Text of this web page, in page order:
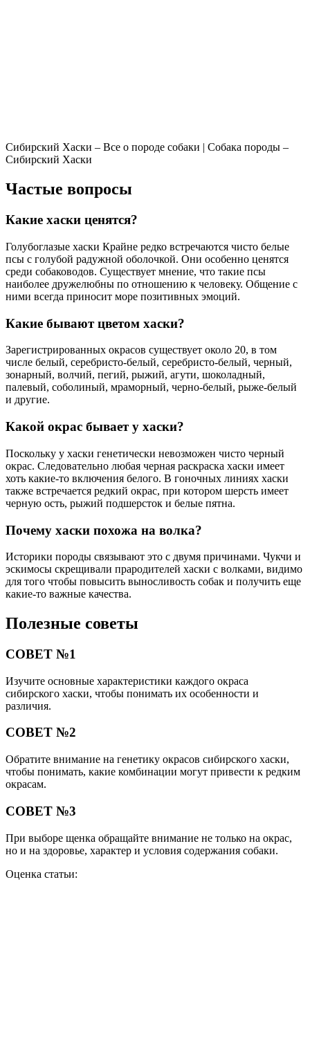
Сибирский Хаски – Все о породе собаки | Собака породы –
Сибирский Хаски
Частые вопросы
Какие хаски ценятся?
Голубоглазые хаски Крайне редко встречаются чисто белые
псы с голубой радужной оболочкой. Они особенно ценятся
среди собаководов. Существует мнение, что такие псы
наиболее дружелюбны по отношению к человеку. Общение с
ними всегда приносит море позитивных эмоций.
Какие бывают цветом хаски?
Зарегистрированных окрасов существует около 20, в том
числе белый, серебристо-белый, серебристо-белый, черный,
зонарный, волчий, пегий, рыжий, агути, шоколадный,
палевый, соболиный, мраморный, черно-белый, рыже-белый
и другие.
Какой окрас бывает у хаски?
Поскольку у хаски генетически невозможен чисто черный
окрас. Следовательно любая черная раскраска хаски имеет
хоть какие-то включения белого. В гоночных линиях хаски
также встречается редкий окрас, при котором шерсть имеет
черную ость, рыжий подшерсток и белые пятна.
Почему хаски похожа на волка?
Историки породы связывают это с двумя причинами. Чукчи и
эскимосы скрещивали прародителей хаски с волками, видимо
для того чтобы повысить выносливость собак и получить еще
какие-то важные качества.
Полезные советы
СОВЕТ №1
Изучите основные характеристики каждого окраса
сибирского хаски, чтобы понимать их особенности и
различия.
СОВЕТ №2
Обратите внимание на генетику окрасов сибирского хаски,
чтобы понимать, какие комбинации могут привести к редким
окрасам.
СОВЕТ №3
При выборе щенка обращайте внимание не только на окрас,
но и на здоровье, характер и условия содержания собаки.
Оценка статьи: